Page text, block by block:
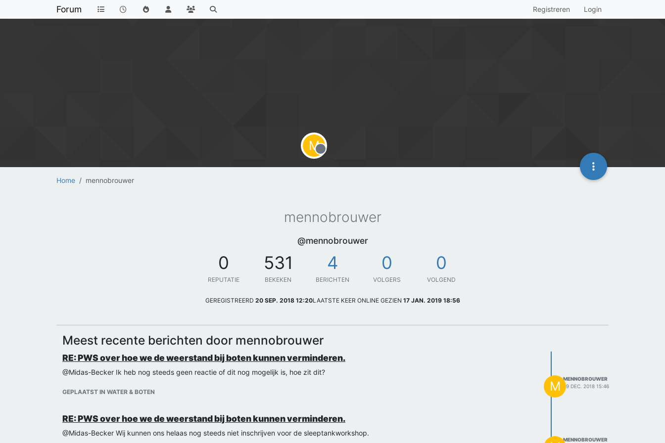
Forum Registreren Login
Home mennobrouwer
M
Offline
mennobrouwer
@mennobrouwer
0
REPUTATIE
531
BEKEKEN
4
BERICHTEN
0
VOLGERS
0
VOLGEND
GEREGISTREERD 20 SEP. 2018 12:20LAATSTE KEER ONLINE GEZIEN 17 JAN. 2019 18:56
Meest recente berichten door mennobrouwer
RE: PWS over hoe we de weerstand bij boten kunnen verminderen.
@Midas-Becker Ik heb nog steeds geen reactie of dit nog mogelijk is, hoe zit dit?
GEPLAATST IN WATER & BOTEN M MENNOBROUWER
29 DEC. 2018 15:46
RE: PWS over hoe we de weerstand bij boten kunnen verminderen.
@Midas-Becker Wij kunnen ons helaas nog steeds niet inschrijven voor de sleeptankworkshop.
MENNOBROUWER